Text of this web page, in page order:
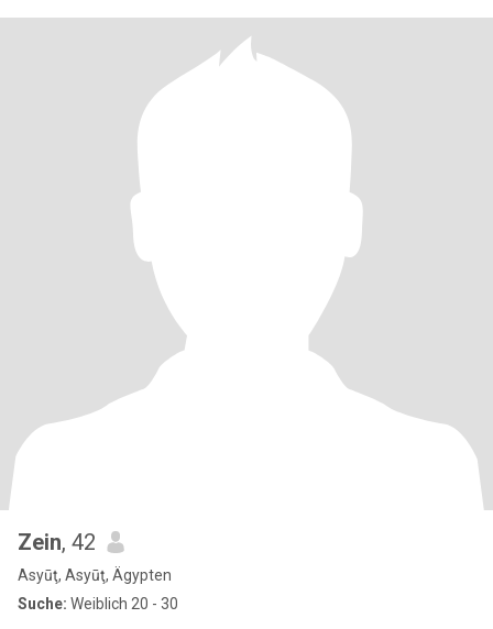
Zein, 42
Asyūţ, Asyūţ, Ägypten
Suche: Weiblich 20 - 30